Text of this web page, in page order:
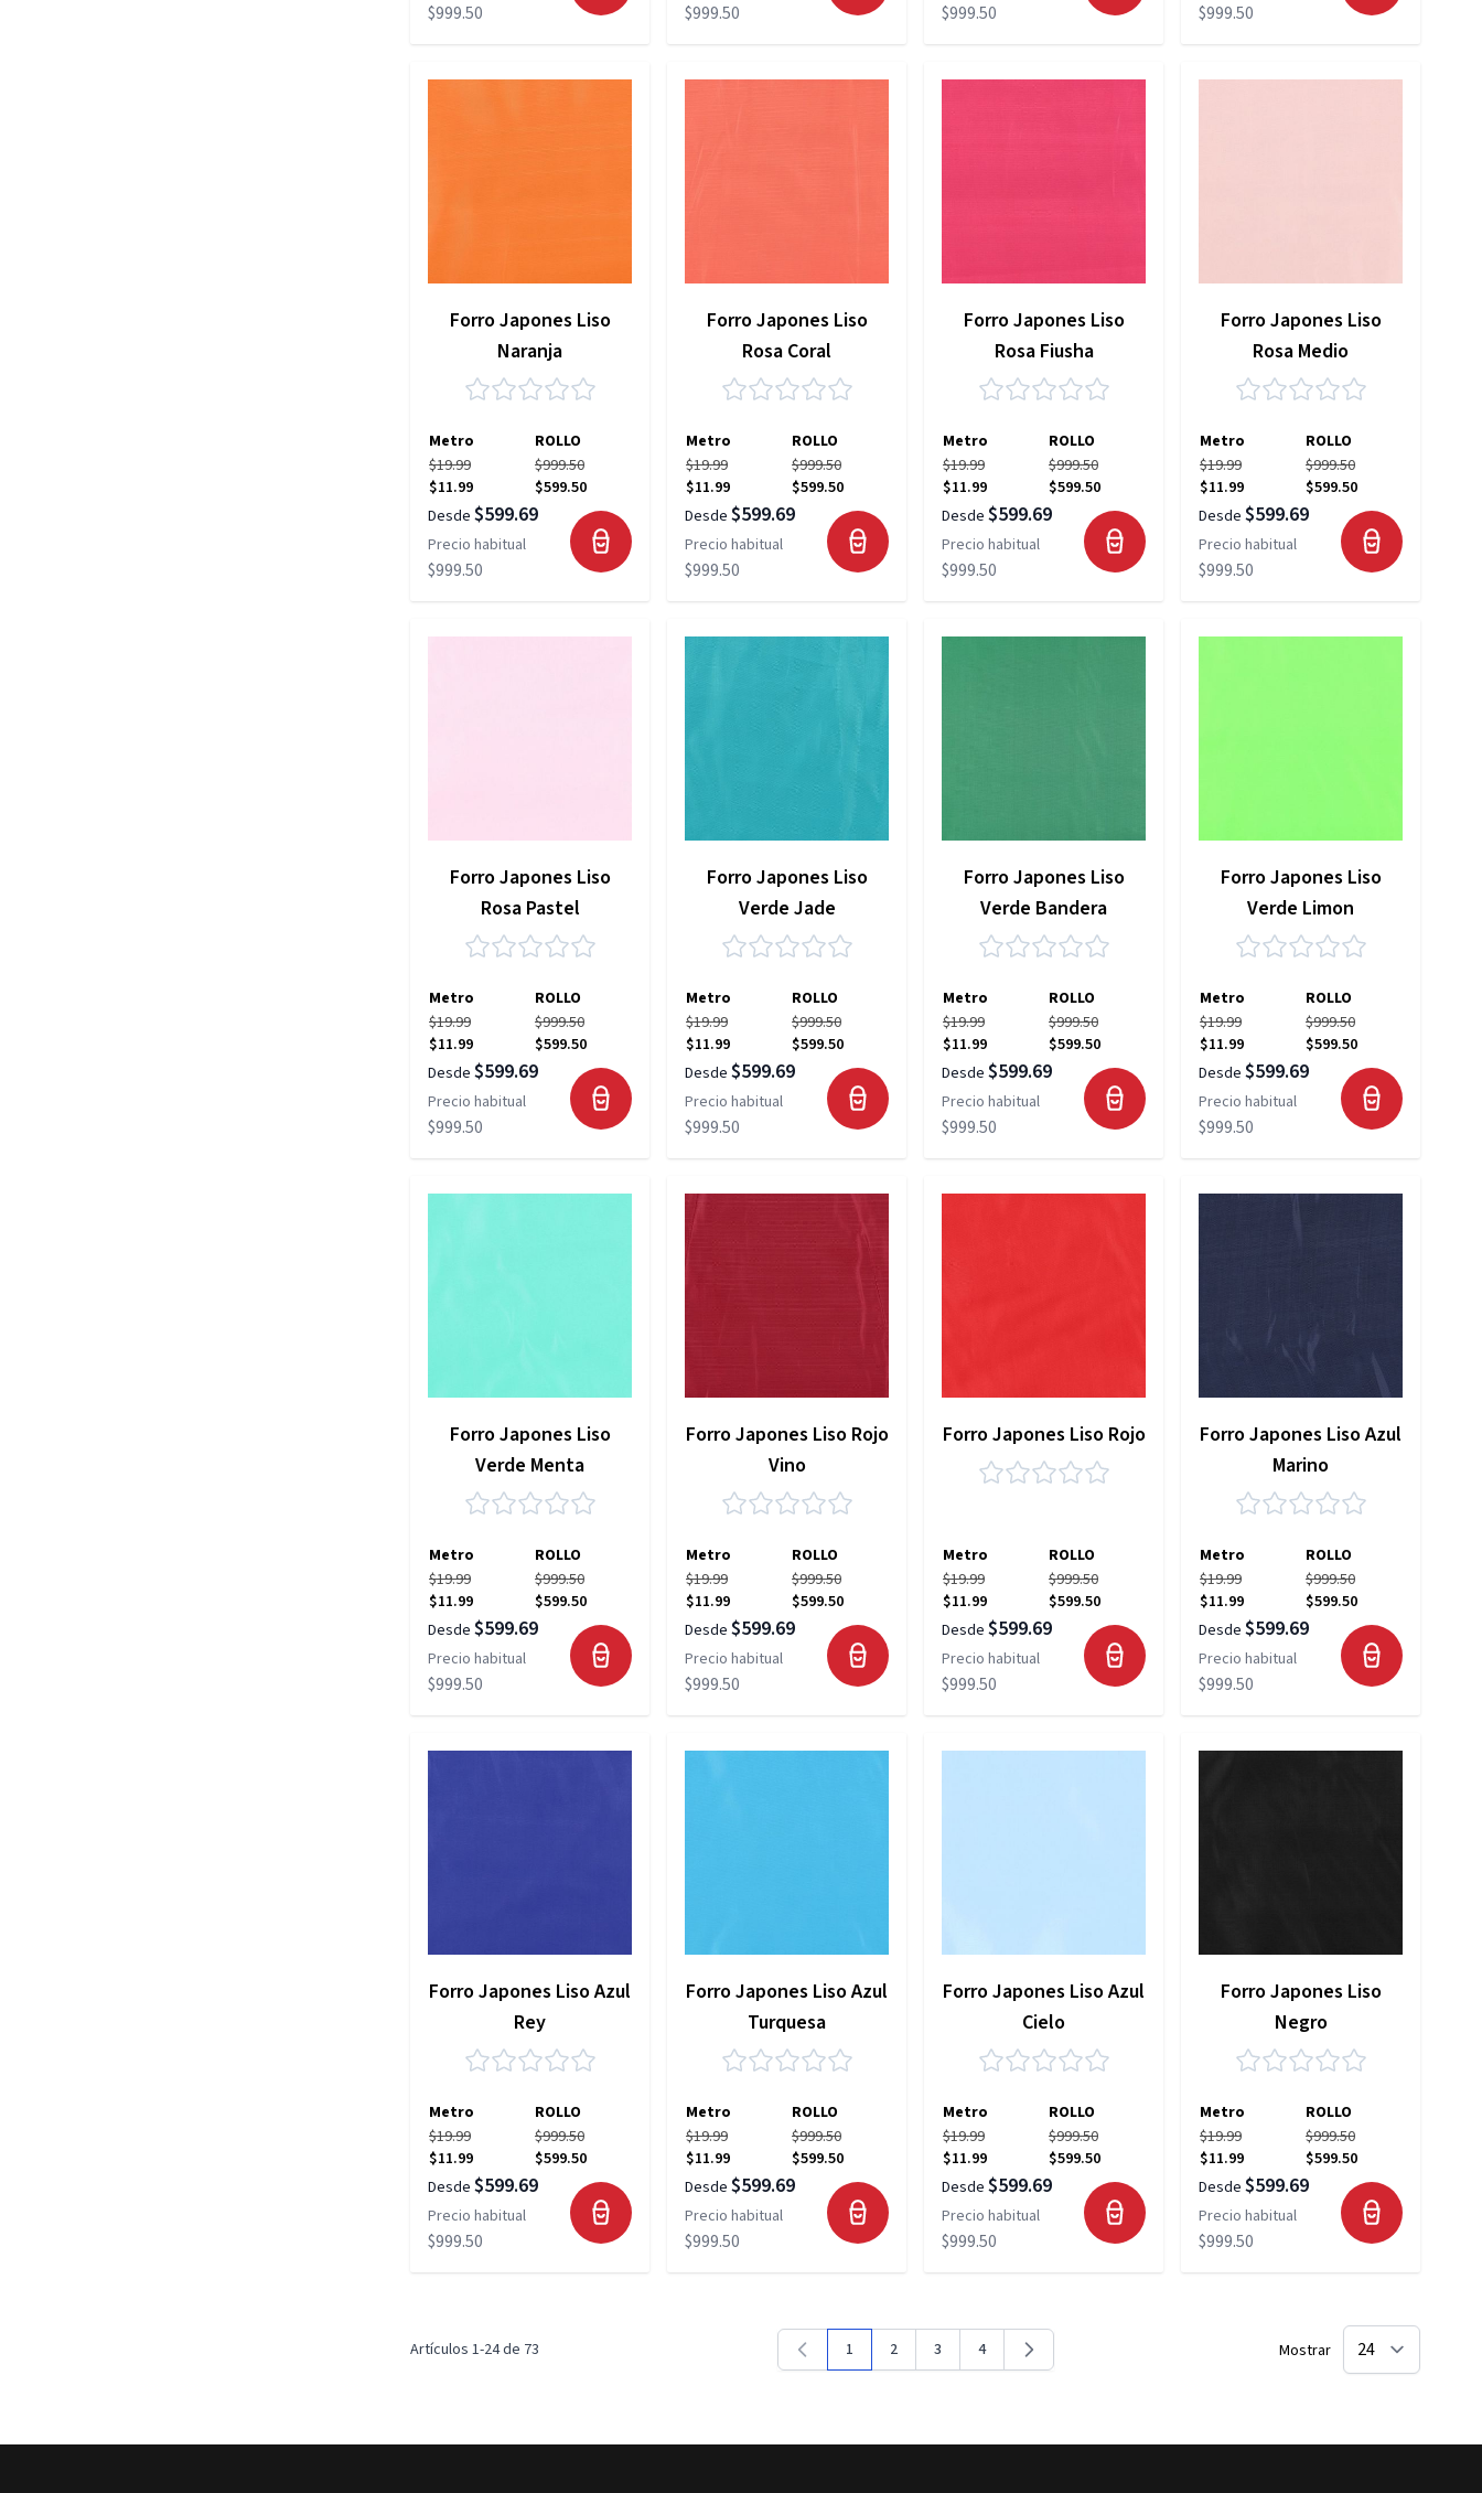
$999.50 $999.50 $999.50 $999.50
Forro Japones Liso
Naranja
Metro
ROLLO
$19.99
$11.99
$999.50
$599.50
Desde $599.69
Precio habitual
$999.50
Forro Japones Liso
Rosa Coral
Metro
ROLLO
$19.99
$11.99
$999.50
$599.50
Desde $599.69
Precio habitual
$999.50
Forro Japones Liso
Rosa Fiusha
Metro
ROLLO
$19.99
$11.99
$999.50
$599.50
Desde $599.69
Precio habitual
$999.50
Forro Japones Liso
Rosa Medio
Metro
ROLLO
$19.99
$11.99
$999.50
$599.50
Desde $599.69
Precio habitual
$999.50
Forro Japones Liso
Rosa Pastel
Metro
ROLLO
$19.99
$11.99
$999.50
$599.50
Desde $599.69
Precio habitual
$999.50
Forro Japones Liso
Verde Jade
Metro
ROLLO
$19.99
$11.99
$999.50
$599.50
Desde $599.69
Precio habitual
$999.50
Forro Japones Liso
Verde Bandera
Metro
ROLLO
$19.99
$11.99
$999.50
$599.50
Desde $599.69
Precio habitual
$999.50
Forro Japones Liso
Verde Limon
Metro
ROLLO
$19.99
$11.99
$999.50
$599.50
Desde $599.69
Precio habitual
$999.50
Forro Japones Liso
Verde Menta
Metro
ROLLO
$19.99
$11.99
$999.50
$599.50
Desde $599.69
Precio habitual
$999.50
Forro Japones Liso Rojo
Vino
Metro
ROLLO
$19.99
$11.99
$999.50
$599.50
Desde $599.69
Precio habitual
$999.50
Forro Japones Liso Rojo
Metro
ROLLO
$19.99
$11.99
$999.50
$599.50
Desde $599.69
Precio habitual
$999.50
Forro Japones Liso Azul
Marino
Metro
ROLLO
$19.99
$11.99
$999.50
$599.50
Desde $599.69
Precio habitual
$999.50
Forro Japones Liso Azul
Rey
Metro
ROLLO
$19.99
$11.99
$999.50
$599.50
Desde $599.69
Precio habitual
$999.50
Forro Japones Liso Azul
Turquesa
Metro
ROLLO
$19.99
$11.99
$999.50
$599.50
Desde $599.69
Precio habitual
$999.50
Forro Japones Liso Azul
Cielo
Metro
ROLLO
$19.99
$11.99
$999.50
$599.50
Desde $599.69
Precio habitual
$999.50
Forro Japones Liso
Negro
Metro
ROLLO
$19.99
$11.99
$999.50
$599.50
Desde $599.69
Precio habitual
$999.50
Artículos 1-24de 73 Estás leyendo la página
1 Página
2 Página
3 Página
4 Mostrar